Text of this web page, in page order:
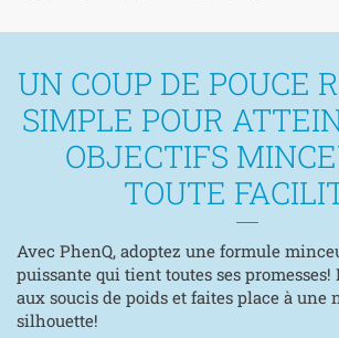
UN COUP DE POUCE
SIMPLE POUR
OBJECTIFS
TOUTE
Avec PhenQ, adoptez une formule
puissante qui tient toutes ses
aux soucis de poids et faites place à une
silhouette!